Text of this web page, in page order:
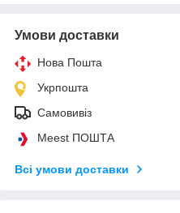
Умови доставки
Нова Пошта
Укрпошта
Самовивіз
Meest ПОШТА
Всі умови доставки